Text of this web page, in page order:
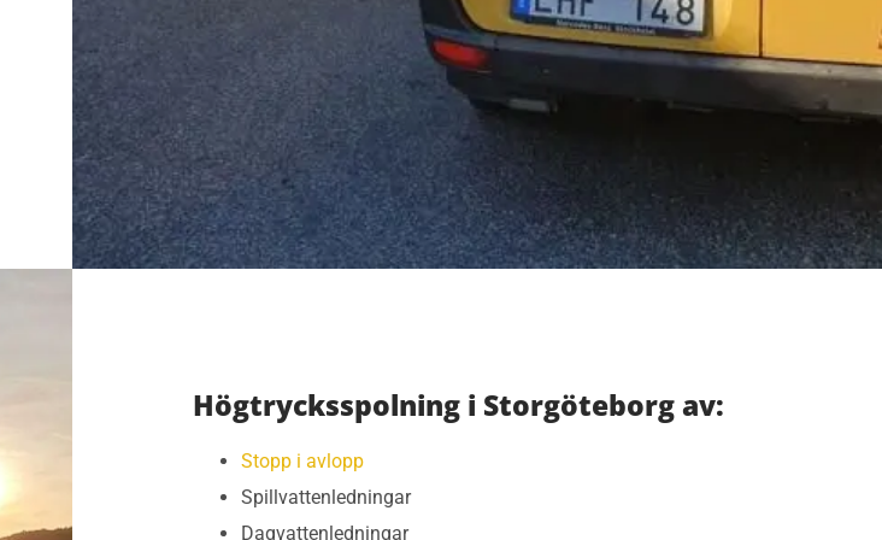
Högtrycksspolning i Storgöteborg av:
Stopp i avlopp
Spillvattenledningar
Dagvattenledningar